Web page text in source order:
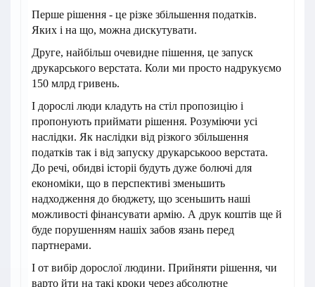
Перше рішення - це різке збільшення податків.
Яких і на що, можна дискутувати.
Друге, найбільш очевидне пішення, це запуск
друкарського верстата. Коли ми просто надрукуємо
150 млрд гривень.
І дорослі люди кладуть на стіл пропозицію і
пропонують приймати рішення. Розуміючи усі
наслідки. Як наслідки від різкого збільшення
податків так і від запуску друкарськооо верстата.
До речі, обидві історіі будуть дуже болючі для
економіки, що в перспективі зменьшить
надходження до бюджету, що зсеньшить наші
можливості фінансувати армію. А друк коштів ще й
буде порушенням нашіх забов язань перед
партнерами.
І от вибір дорослої людини. Прийняти рішення, чи
варто йти на такі кроки через абсолютне